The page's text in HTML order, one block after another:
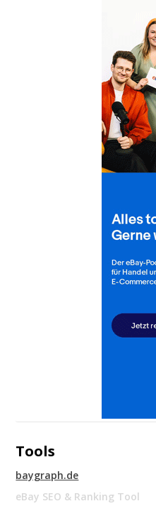
Tools
baygraph.de
eBay SEO & Ranking Tool